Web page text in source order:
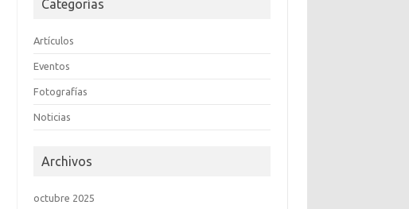
Categorías
Artículos
Eventos
Fotografías
Noticias
Archivos
octubre 2025